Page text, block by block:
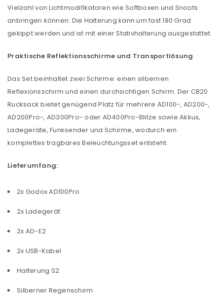
Vielzahl von Lichtmodifikatoren wie Softboxen und Snoots
anbringen können. Die Halterung kann um fast 180 Grad
gekippt werden und ist mit einer Stativhalterung ausgestattet.
Praktische Reflektionsschirme und Transportlösung
Das Set beinhaltet zwei Schirme: einen silbernen
Reflexionsschirm und einen durchsichtigen Schirm. Der CB20
Rucksack bietet genügend Platz für mehrere AD100-, AD200-,
AD200Pro-, AD300Pro- oder AD400Pro-Blitze sowie Akkus,
Ladegeräte, Funksender und Schirme, wodurch ein
komplettes tragbares Beleuchtungsset entsteht.
Lieferumfang:
2x Godox AD100Pro
2x Ladegerät
2x AD-E2
2x USB-Kabel
Halterung S2
Silberner Regenschirm